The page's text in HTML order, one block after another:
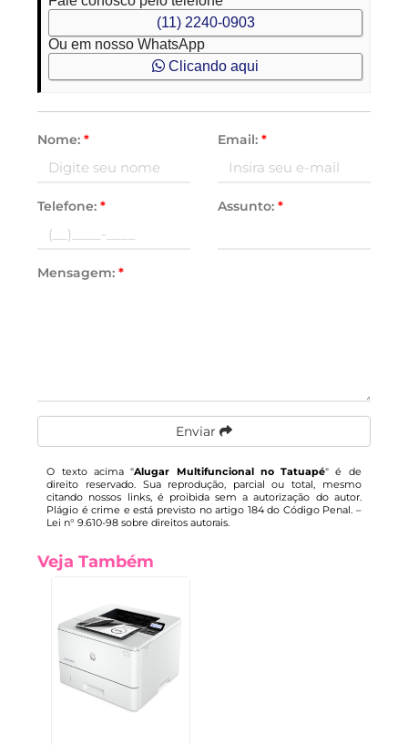
(11) 2240-0903
Ou em nosso WhatsApp
Clicando aqui
Nome:* Email: *
Telefone:* Assunto: *
Mensagem:*
Enviar
O texto acima "Alugar Multifuncional no Tatuapé" é de
direito reservado. Sua reprodução, parcial ou total, mesmo
citando nossos links, é proibida sem a autorização do autor.
Plágio é crime e está previsto no artigo 184 do Código Penal. –
Lei n° 9.610-98 sobre direitos autorais.
Veja Também